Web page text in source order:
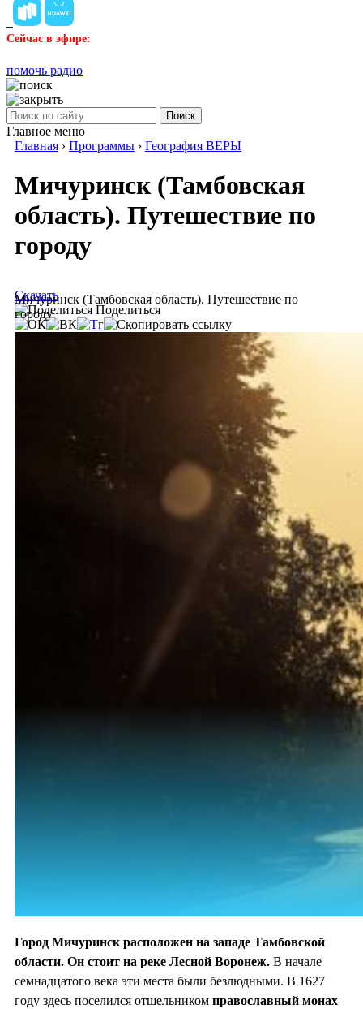
Сейчас в эфире:
помочь радио
Поиск
Главное меню
Главная › Программы › География ВЕРЫ
Мичуринск (Тамбовская
область). Путешествие по
городу
Мичуринск (Тамбовская область). Путешествие по
городу
Скачать
Поделиться
Город Мичуринск расположен на западе Тамбовской
области. Он стоит на реке Лесной Воронеж. В начале
семнадцатого века эти места были безлюдными. В 1627
году здесь поселился отшельником православный монах